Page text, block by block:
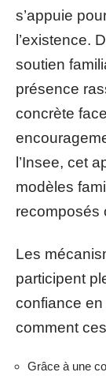
s’appuie
l’existence.
soutien
présence
concrète
l’Insee, cet
modèles
recomposés
Les
participent
confiance en
comment
Grâce à une